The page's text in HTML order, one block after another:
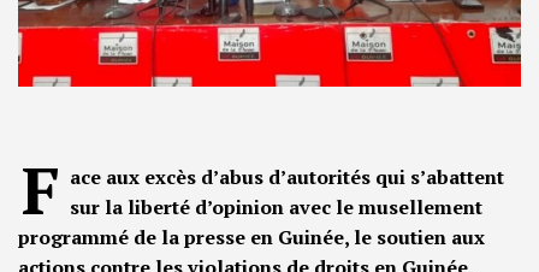
F ace aux excès d’abus d’autorités qui s’abattent
sur la liberté d’opinion avec le musellement
programmé de la presse en Guinée, le soutien aux